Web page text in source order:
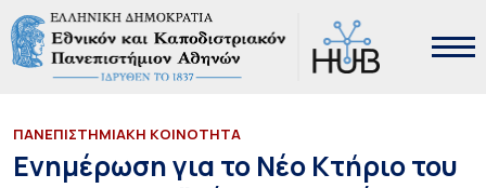
ΠΑΝΕΠΙΣΤΗΜΙΑΚΗ ΚΟΙΝΟΤΗΤΑ
Ενημέρωση για το Νέο Κτήριο του